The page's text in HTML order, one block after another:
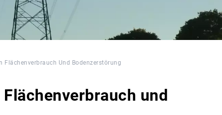
Flächenverbrauch Und Bodenzerstörung
und